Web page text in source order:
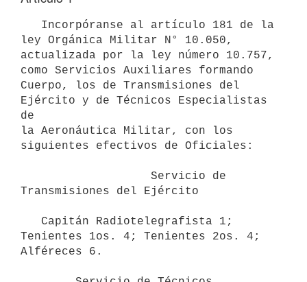
ley Orgánica Militar N° 10.050,
actualizada por la ley número 10.757,
como Servicios Auxiliares formando
Cuerpo, los de Transmisiones del
Ejército y de Técnicos Especialistas
de
la Aeronáutica Militar, con los
siguientes efectivos de Oficiales:
Transmisiones del Ejército
Tenientes 1os. 4; Tenientes 2os. 4;
Alféreces 6.